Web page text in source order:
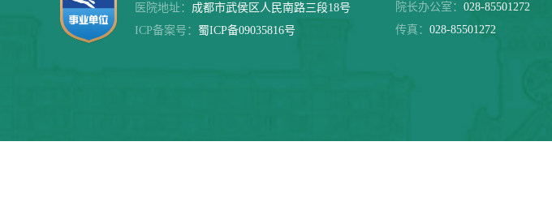
医院地址： 成都市武侯区人民南路三段18号
ICP备案号： 蜀ICP备09035816号
院长办公室： 028-85501272
传真： 028-85501272